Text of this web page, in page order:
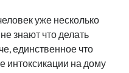
уже несколько
знают что делать
единственное что
интоксикации на дому